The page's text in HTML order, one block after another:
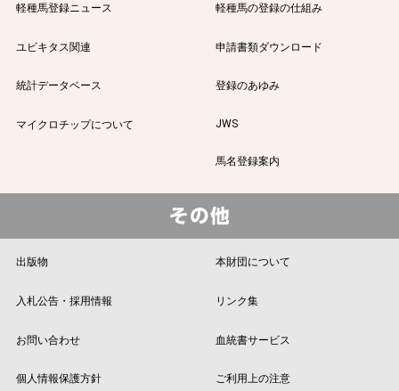
軽種馬登録ニュース 軽種馬の登録の仕組み
ユビキタス関連 申請書類ダウンロード
統計データベース 登録のあゆみ
マイクロチップについて JWS
馬名登録案内
出版物 本財団について
入札公告・採用情報 リンク集
お問い合わせ 血統書サービス
個人情報保護方針 ご利用上の注意